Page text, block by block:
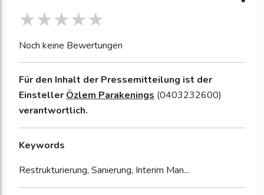
Noch keine Bewertungen
Für den Inhalt der Pressemitteilung ist der
EinstellerÖzlem Parakenings (0403232600)
verantwortlich.
Keywords
Restrukturierung, Sanierung, Interim Man...